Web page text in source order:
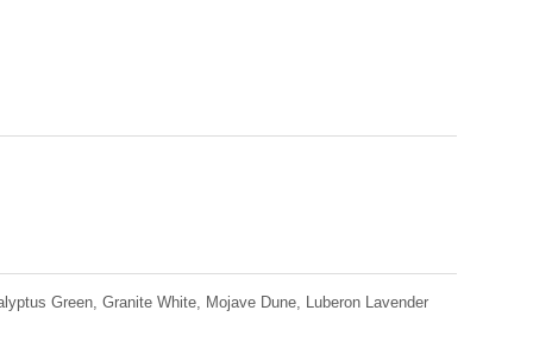
Green, Granite White, Mojave Dune, Luberon Lavender